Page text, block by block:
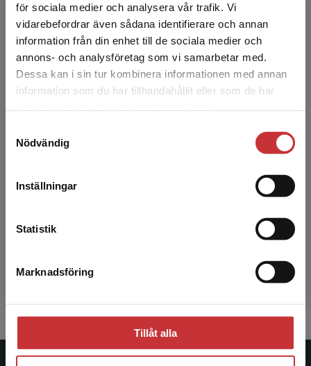
för sociala medier och analysera vår trafik. Vi
vidarebefordrar även sådana identifierare och annan
information från din enhet till de sociala medier och
annons- och analysföretag som vi samarbetar med.
Dessa kan i sin tur kombinera informationen med annan
information som du har tillhandahållit eller som de har
Nödvändig
Inställningar
Statistik
Marknadsföring
Tillåt alla
Begränsad fraktregion
Det verkar som att du besöker
studentlitteratur.se via en enhet utanför Sverige.
Vi erbjuder inte leveranser utanför Sverige. För
att kunna slutföra ett köp måste
Välkommen att träffa oss på mässor runt om i landet
där du kan upptäcka nya läromedel, få inspiration och
samtala med våra experter om undervisning, läsning